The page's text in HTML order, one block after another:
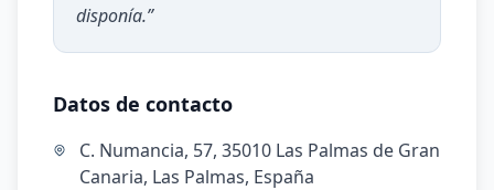
disponía.”
Datos de contacto
C. Numancia, 57, 35010 Las Palmas de Gran
Canaria, Las Palmas, España